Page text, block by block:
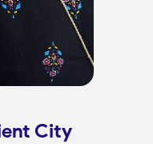
City